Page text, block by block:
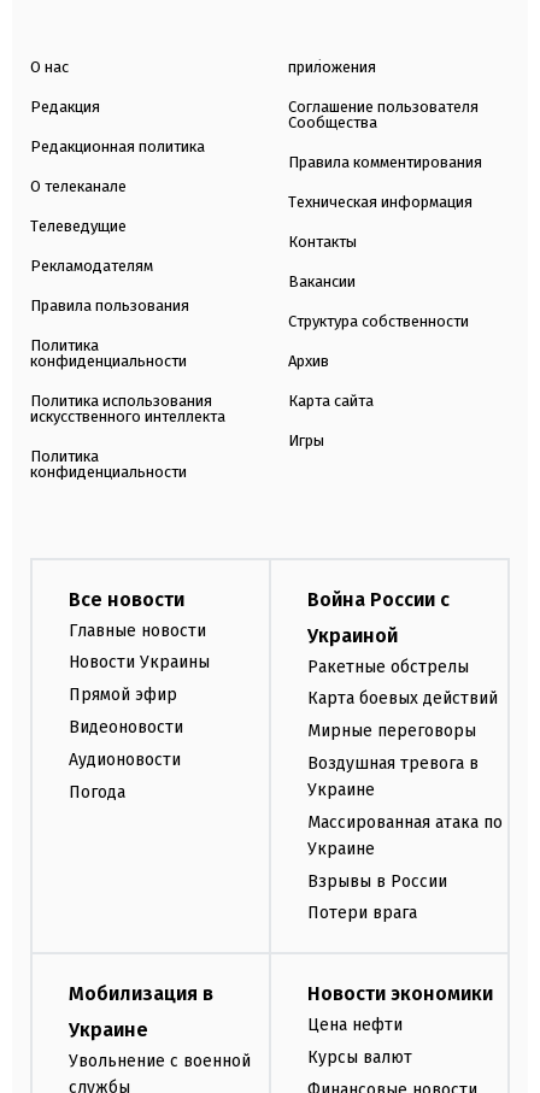
О нас
Редакция
Редакционная политика
О телеканале
Телеведущие
Рекламодателям
Правила пользования
Политика
конфиденциальности
Политика использования
искусственного интеллекта
Политика
конфиденциальности
приложения
Соглашение пользователя
Сообщества
Правила комментирования
Техническая информация
Контакты
Вакансии
Структура собственности
Архив
Карта сайта
Игры
Все новости
Главные новости
Новости Украины
Прямой эфир
Видеоновости
Аудионовости
Погода
Война России с
Украиной
Ракетные обстрелы
Карта боевых действий
Мирные переговоры
Воздушная тревога в
Украине
Массированная атака по
Украине
Взрывы в России
Потери врага
Мобилизация в
Украине
Увольнение с военной
службы
Новости экономики
Цена нефти
Курсы валют